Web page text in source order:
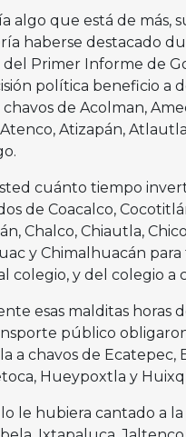
algo que está de más,
haberse destacado
del Primer Informe de
política beneficio a
chavos de Acolman,
Atizapán,
cuánto tiempo
de Coacalco,
Chalco, Chiautla,
y Chimalhuacán
colegio, y del colegio a
esas malditas horas
público
a chavos de Ecatepec,
Hueypoxtla y
le hubiera cantado a